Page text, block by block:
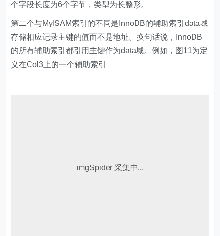
个字段长度为6个字节，类型为长整形。
第二个与MyISAM索引的不同是InnoDB的辅助索引data域
存储相应记录主键的值而不是地址。换句话说，InnoDB
的所有辅助索引都引用主键作为data域。例如，图11为定
义在Col3上的一个辅助索引：
imgSpider 采集中...